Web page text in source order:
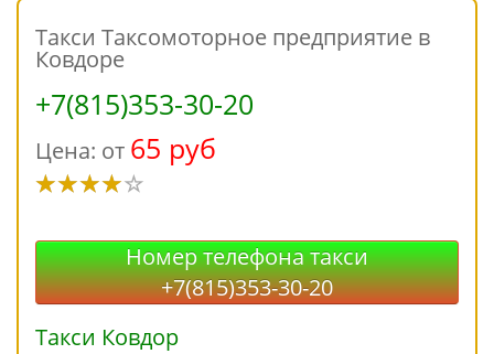
Такси Таксомоторное предприятие в
Ковдоре
+7(815)353-30-20
Цена: от 65 руб
Номер телефона такси
+7(815)353-30-20
Такси Ковдор